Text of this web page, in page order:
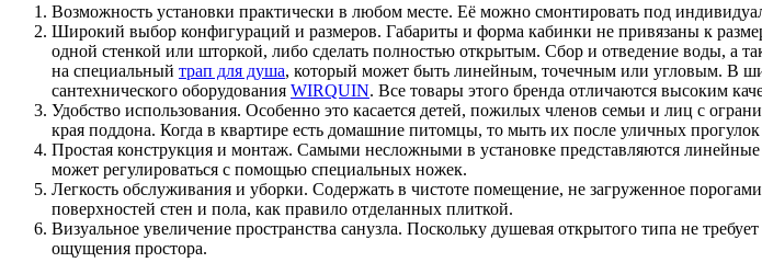
Возможность установки практически в любом месте. Её можно смонтировать под
Широкий выбор конфигураций и размеров. Габариты и форма кабинки не привязаны к
одной стенкой или шторкой, либо сделать полностью открытым. Сбор и отведение воды, а
на специальный трап для душа, который может быть линейным, точечным или угловым. В
сантехнического оборудования WIRQUIN. Все товары этого бренда отличаются высоким
Удобство использования. Особенно это касается детей, пожилых членов семьи и лиц с
края поддона. Когда в квартире есть домашние питомцы, то мыть их после уличных прогулок
Простая конструкция и монтаж. Самыми несложными в установке представляются
может регулироваться с помощью специальных ножек.
Легкость обслуживания и уборки. Содержать в чистоте помещение, не загруженное
поверхностей стен и пола, как правило отделанных плиткой.
Визуальное увеличение пространства санузла. Поскольку душевая открытого типа не
ощущения простора.